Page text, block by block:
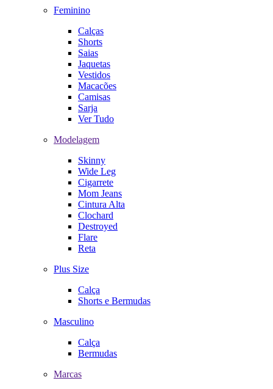
Feminino
Calças
Shorts
Saias
Jaquetas
Vestidos
Macacões
Camisas
Sarja
Ver Tudo
Modelagem
Skinny
Wide Leg
Cigarrete
Mom Jeans
Cintura Alta
Clochard
Destroyed
Flare
Reta
Plus Size
Calça
Shorts e Bermudas
Masculino
Calça
Bermudas
Marcas